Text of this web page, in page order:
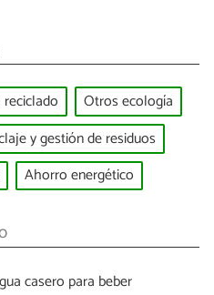
Otros ecología
y gestión de residuos
Ahorro energético
casero para beber